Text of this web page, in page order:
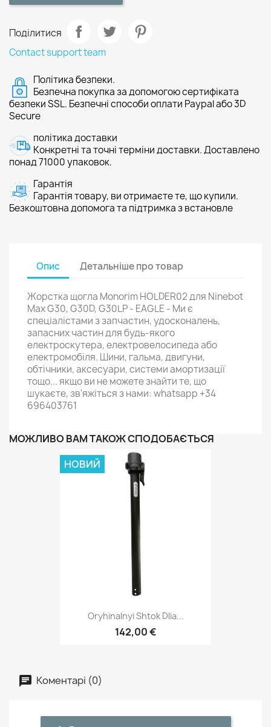
Поділитися
Contact support team
Політика безпеки.
Безпечна покупка за допомогою сертифіката
безпеки SSL. Безпечні способи оплати Paypal або 3D
Secure
політика доставки
Конкретні та точні терміни доставки. Доставлено
понад 71000 упаковок.
Гарантія
Гарантія товару, ви отримаєте те, що купили.
Безкоштовна допомога та підтримка з встановле
Опис Детальніше про товар
Жорстка щогла Monorim HOLDER02 для Ninebot
Max G30, G30D, G30LP - EAGLE - Ми є
спеціалістами з запчастин, удосконалень,
запасних частин для будь-якого
електроскутера, електровелосипеда або
електромобіля. Шини, гальма, двигуни,
обтічники, аксесуари, системи амортизації
тощо... якщо ви не можете знайти те, що
шукаєте, зв'яжіться з нами: whatsapp +34
696403761
МОЖЛИВО ВАМ ТАКОЖ СПОДОБАЄТЬСЯ
Oryhinalnyi Shtok Dlia...
142,00 €
НОВИЙ
Коментарі (0)